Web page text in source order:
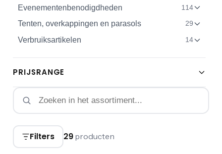
Evenementenbenodigdheden 114
Tenten, overkappingen en parasols 29
Verbruiksartikelen 14
PRIJSRANGE
Filters 29producten